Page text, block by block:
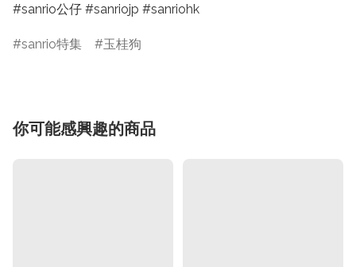
#sanrio公仔 #sanriojp #sanriohk
sanrio特集 玉桂狗
你可能感興趣的商品